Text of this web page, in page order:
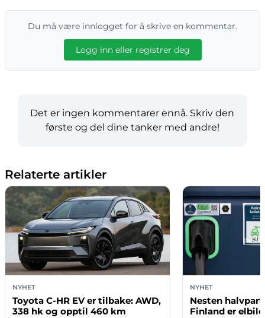
Du må være innlogget for å skrive en kommentar.
Logg inn eller registrer deg
Det er ingen kommentarer ennå. Skriv den
første og del dine tanker med andre!
Relaterte artikler
NYHET
Toyota C-HR EV er tilbake: AWD,
338 hk og opptil 460 km
NYHET
Nesten
Finland er